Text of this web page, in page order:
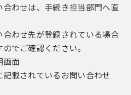
わせは、手続き担当部門へ直
わせ先が登録されている場合
でご確認ください。
画面
記載されているお問い合わせ